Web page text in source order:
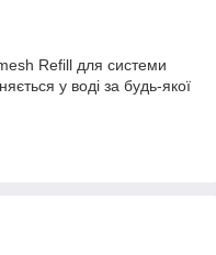
Refill для системи
у воді за будь-якої